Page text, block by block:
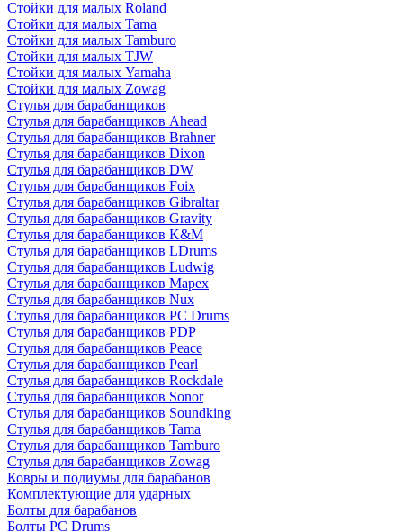
Стойки для малых Roland
Стойки для малых Tama
Стойки для малых Tamburo
Стойки для малых TJW
Стойки для малых Yamaha
Стойки для малых Zowag
Стулья для барабанщиков
Стулья для барабанщиков Ahead
Стулья для барабанщиков Brahner
Стулья для барабанщиков Dixon
Стулья для барабанщиков DW
Стулья для барабанщиков Foix
Стулья для барабанщиков Gibraltar
Стулья для барабанщиков Gravity
Стулья для барабанщиков K&M
Стулья для барабанщиков LDrums
Стулья для барабанщиков Ludwig
Стулья для барабанщиков Mapex
Стулья для барабанщиков Nux
Стулья для барабанщиков PC Drums
Стулья для барабанщиков PDP
Стулья для барабанщиков Peace
Стулья для барабанщиков Pearl
Стулья для барабанщиков Rockdale
Стулья для барабанщиков Sonor
Стулья для барабанщиков Soundking
Стулья для барабанщиков Tama
Стулья для барабанщиков Tamburo
Стулья для барабанщиков Zowag
Ковры и подиумы для барабанов
Комплектующие для ударных
Болты для барабанов
Болты PC Drums